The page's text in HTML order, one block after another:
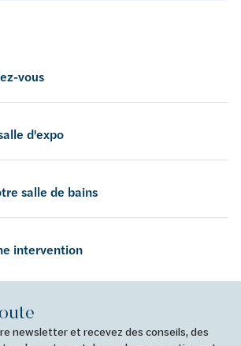
vous
d'expo
salle de bains
intervention
newsletter et recevez des conseils, des